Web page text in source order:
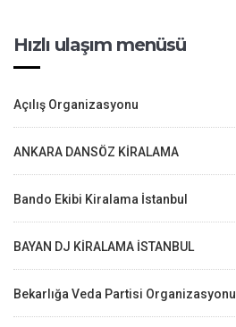
Hızlı ulaşım menüsü
Açılış Organizasyonu
ANKARA DANSÖZ KİRALAMA
Bando Ekibi Kiralama İstanbul
BAYAN DJ KİRALAMA İSTANBUL
Bekarlığa Veda Partisi Organizasyonu